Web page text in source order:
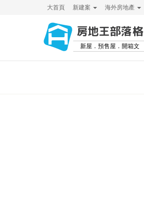
大首頁 新建案 海外房地產
房地王部落格
新屋．預售屋．開箱文